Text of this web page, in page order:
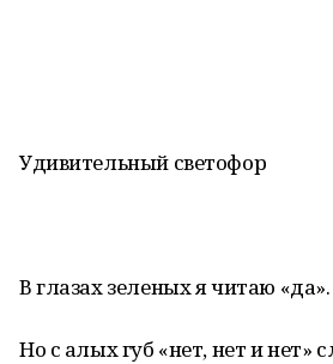
Удивительный светофор
В глазах зеленых я читаю «да».
Но с алых губ «нет, нет и нет»